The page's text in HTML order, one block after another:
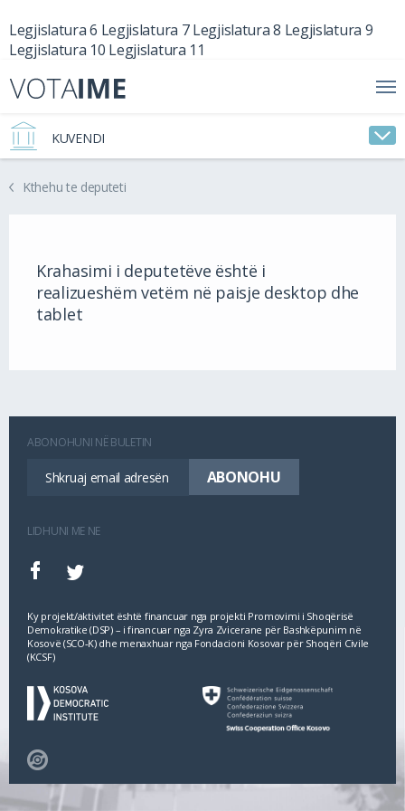
Legjislatura 6 Legjislatura 7 Legjislatura 8 Legjislatura 9
Legjislatura 10 Legjislatura 11
KUVENDI
Kthehu te deputeti
Krahasimi i deputetëve është i
realizueshëm vetëm në paisje desktop dhe
tablet
ABONOHUNI NË BULETIN
LIDHUNI ME NE
Ky projekt/aktivitet është financuar nga projekti Promovimi i Shoqërisë
Demokratike (DSP) – i financuar nga Zyra Zvicerane për Bashkëpunim në
Kosovë (SCO‐K) dhe menaxhuar nga Fondacioni Kosovar për Shoqëri Civile
(KCSF)